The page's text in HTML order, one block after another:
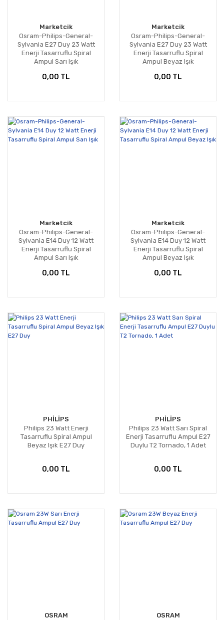
Marketcik
Osram-Philips-General-
Sylvania E27 Duy 23 Watt
Enerji Tasarruflu Spiral
Ampul Sarı Işık
0,00 TL
Marketcik
Osram-Philips-General-
Sylvania E27 Duy 23 Watt
Enerji Tasarruflu Spiral
Ampul Beyaz Işık
0,00 TL
Marketcik
Osram-Philips-General-
Sylvania E14 Duy 12 Watt
Enerji Tasarruflu Spiral
Ampul Sarı Işık
0,00 TL
Marketcik
Osram-Philips-General-
Sylvania E14 Duy 12 Watt
Enerji Tasarruflu Spiral
Ampul Beyaz Işık
0,00 TL
PHİLİPS
Philips 23 Watt Enerji
Tasarruflu Spiral Ampul
Beyaz Işık E27 Duy
0,00 TL
PHİLİPS
Philips 23 Watt Sarı Spiral
Enerji Tasarruflu Ampul E27
Duylu T2 Tornado, 1 Adet
0,00 TL
OSRAM
OSRAM